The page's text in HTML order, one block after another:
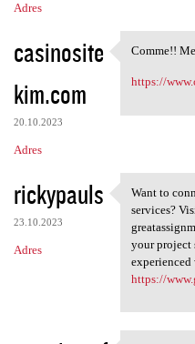
Adres
casinosite
kim.com
20.10.2023
Adres
Comme!!
Comme!!
https://
rickypauls
23.10.2023
Adres
Want to
Want to
services?
your project
experienced
https://